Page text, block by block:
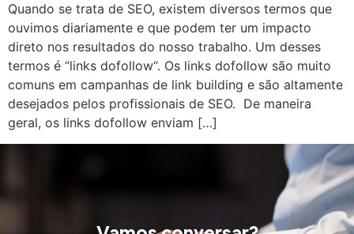
Quando se trata de SEO, existem diversos termos que
ouvimos diariamente e que podem ter um impacto
direto nos resultados do nosso trabalho. Um desses
termos é “links dofollow“. Os links dofollow são muito
comuns em campanhas de link building e são altamente
desejados pelos profissionais de SEO. De maneira
geral, os links dofollow enviam […]